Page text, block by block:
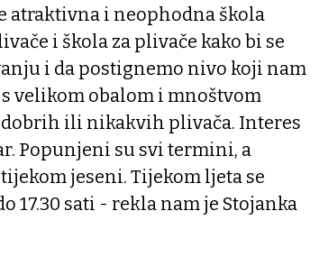
atraktivna i neophodna škola
i škola za plivače kako bi se
i da postignemo nivo koji nam
velikom obalom i mnoštvom
ili nikakvih plivača. Interes
Popunjeni su svi termini, a
jeseni. Tijekom ljeta se
17.30 sati - rekla nam je Stojanka